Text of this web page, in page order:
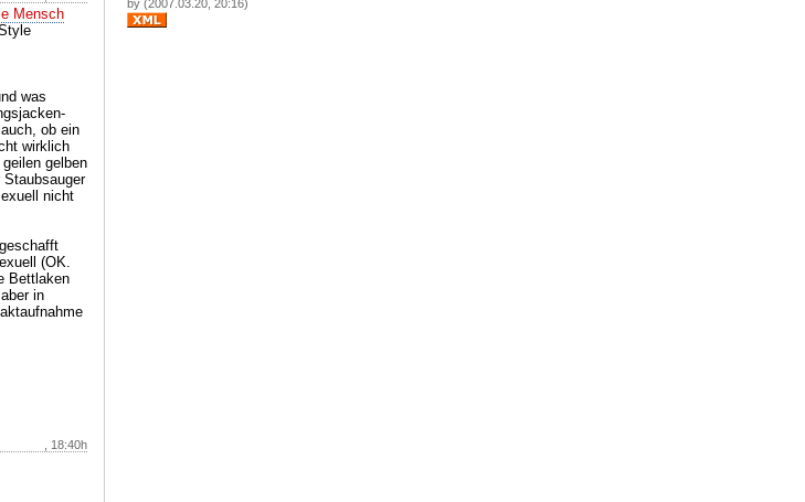
Mensch
was
ob ein
wirklich
gelben
nicht
(OK.
Bettlaken
in
, 18:40h
by (2007.03.20, 20:16)